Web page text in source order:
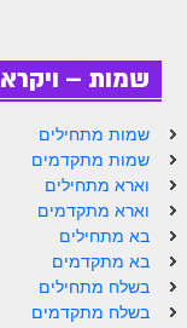
זוהר קורח למתחילים
זוהר קורח למתקדמים
חוקת למתחילים
חוקת מתקדמים
זוהר בלק למתחילים
זוהר בלק למתקדמים
שמות – ויקרא
שמות מתחילים
שמות מתקדמים
וארא מתחילים
וארא מתקדמים
בא מתחילים
בא מתקדמים
בשלח מתחילים
בשלח מתקדמים